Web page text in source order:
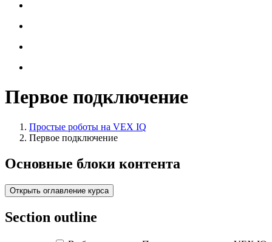
Первое подключение
Простые роботы на VEX IQ
Первое подключение
Основные блоки контента
Открыть оглавление курса
Section outline